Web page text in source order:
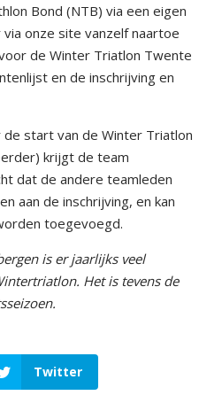
Bond (NTB) via een eigen
onze site vanzelf naartoe
de Winter Triatlon Twente
en de inschrijving en
de start van de Winter Triatlon
krijgt de team
dat de andere teamleden
aan de inschrijving, en kan
toegevoegd.
is er jaarlijks veel
Het is tevens de
Twitter